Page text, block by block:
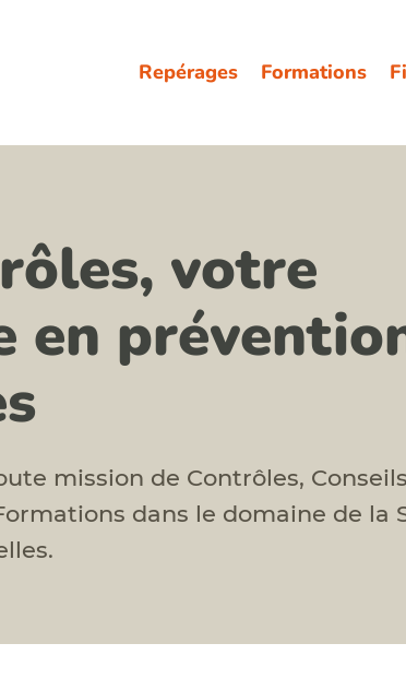
Repérages Formations
votre
en
mission de Contrôles,
dans le domaine de la